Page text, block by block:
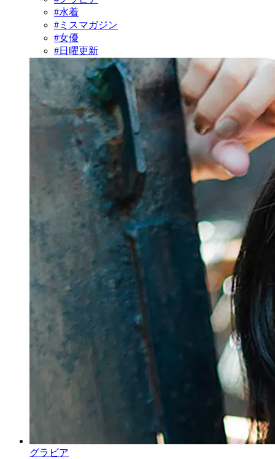
#水着
#ミスマガジン
#女優
#日曜更新
グラビア